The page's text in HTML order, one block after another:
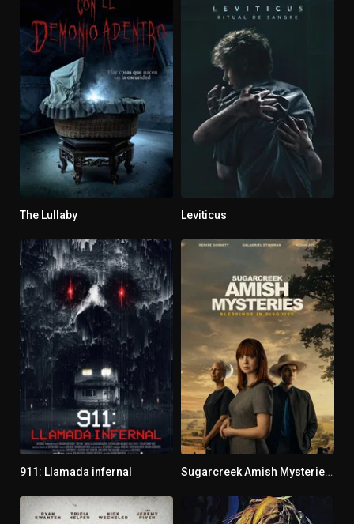
The Lullaby Leviticus
911: Llamada infernal 7.5Sugarcreek Amish Mysteries: Blessings in Disguise